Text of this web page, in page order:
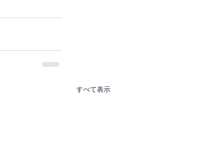
すべて表示